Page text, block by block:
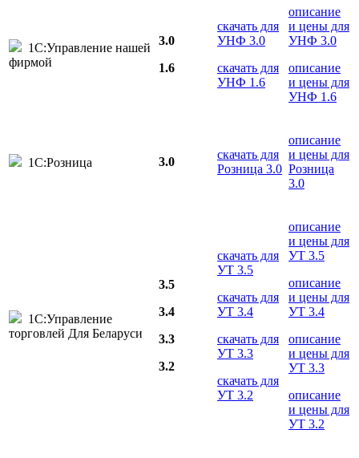
1С:Управление нашей
фирмой
3.0
1.6
скачать для
УНФ 3.0
скачать для
УНФ 1.6
описание
и цены для
УНФ 3.0
описание
и цены для
УНФ 1.6
1С:Розница 3.0
скачать для
Розница 3.0
описание
и цены для
Розница
3.0
1С:Управление
торговлей Для Беларуси
3.5
3.4
3.3
3.2
скачать для
УТ 3.5
скачать для
УТ 3.4
скачать для
УТ 3.3
скачать для
УТ 3.2
описание
и цены для
УТ 3.5
описание
и цены для
УТ 3.4
описание
и цены для
УТ 3.3
описание
и цены для
УТ 3.2